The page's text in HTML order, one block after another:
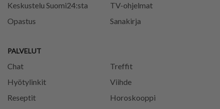
Keskustelu Suomi24:sta
Opastus
PALVELUT
Chat
Treffit
Hyötylinkit
Viihde
Reseptit
Horoskooppi
TV-ohjelmat
Sanakirja